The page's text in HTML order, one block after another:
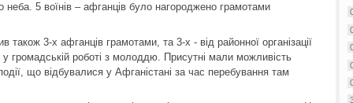
5 воїнів – афганців було нагороджено грамотами
3-х афганців грамотами, та 3-х - від районної організації
у громадській роботі з молоддю. Присутні мали можливість
що відбувалися у Афганістані за час перебування там